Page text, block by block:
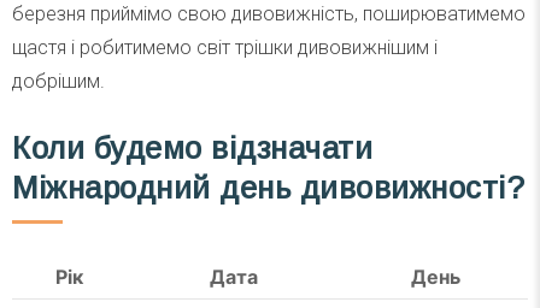
березня приймімо свою дивовижність, поширюватимемо
щастя і робитимемо світ трішки дивовижнішим і
добрішим.
Коли будемо відзначати
Міжнародний день дивовижності?
Рік Дата
День